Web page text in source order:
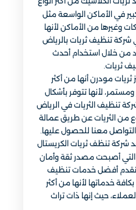
في الأماكن الواسعة مثل
وغيرها من الأماكن لأنها
تنظيف ثريات بالرياض
من خلال استخدام أحدث
ثريات.
ثريات مودرن أنها من أكثر
لأنها تتوفر بأشكال
تنظيف الثريات في الرياض
من الثريات عن طريق عمالة
معنا للحصول عليها.
شركة تنظف ثريات الكريستال
التي أصبحت مصدر ثقة وأمان
نقدم أفضل خدمات تنظيف
خدماتها لأنها من أكثر
حيث إنها ذات تراث